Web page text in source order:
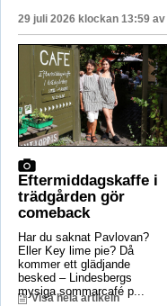
29 juli 2026 klockan 13:59 av
Eftermiddagskaffe i
trädgården gör
comeback
Har du saknat Pavlovan?
Eller Key lime pie? Då
kommer ett glädjande
besked – Lindesbergs
mysiga sommarcafé p...
Visa hela artikeln